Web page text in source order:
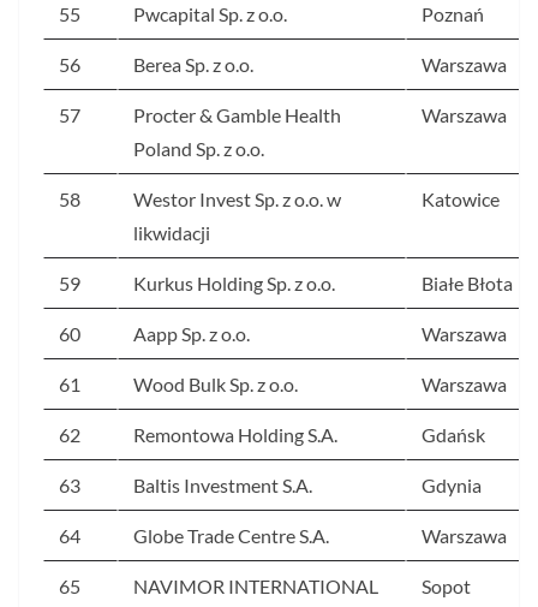
55 Pwcapital Sp. z o.o. Poznań
56 Berea Sp. z o.o. Warszawa
57
Procter & Gamble Health
Poland Sp. z o.o.
Warszawa
58
Westor Invest Sp. z o.o. w
likwidacji
Katowice
59 Kurkus Holding Sp. z o.o. Białe Błota
60 Aapp Sp. z o.o. Warszawa
61 Wood Bulk Sp. z o.o. Warszawa
62 Remontowa Holding S.A. Gdańsk
63 Baltis Investment S.A. Gdynia
64 Globe Trade Centre S.A. Warszawa
65
NAVIMOR INTERNATIONAL
Sopot